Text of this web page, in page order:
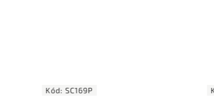
SC169P